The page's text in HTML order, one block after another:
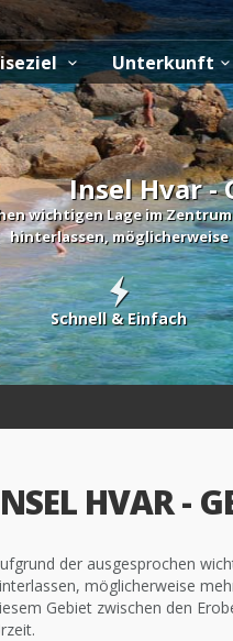
Unterkunft
Insel Hvar -
wichtigen Lage im
hinterlassen,
Schnell & Einfach
HVAR -
der ausgesprochen
möglicherweise
Gebiet zwischen den